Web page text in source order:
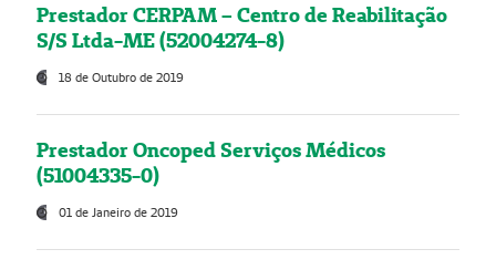
Prestador CERPAM – Centro de Reabilitação
S/S Ltda-ME (52004274-8)
18 de Outubro de 2019
Prestador Oncoped Serviços Médicos
(51004335-0)
01 de Janeiro de 2019